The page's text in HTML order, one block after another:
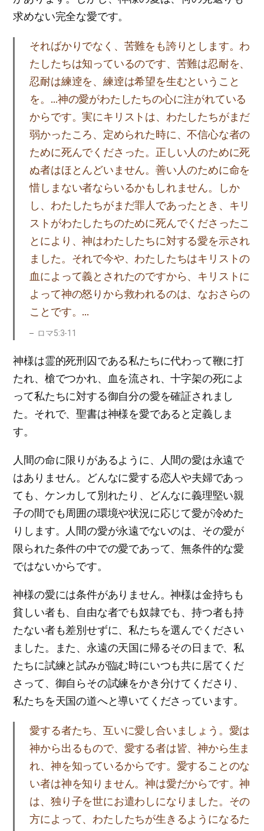
求めない完全な愛です。
そればかりでなく、苦難をも誇りとします。わ
たしたちは知っているのです、苦難は忍耐を、
忍耐は練逹を、練逹は希望を生むということ
を。…神の愛がわたしたちの心に注がれている
からです。実にキリストは、わたしたちがまだ
弱かったころ、定められた時に、不信心な者の
ために死んでくださった。正しい人のために死
ぬ者はほとんどいません。善い人のために命を
惜しまない者ならいるかもしれません。しか
し、わたしたちがまだ罪人であったとき、キリ
ストがわたしたちのために死んでくださったこ
とにより、神はわたしたちに対する愛を示され
ました。それで今や、わたしたちはキリストの
血によって義とされたのですから、キリストに
よって神の怒りから救われるのは、なおさらの
ことです。…
ロマ5:3-11
神様は霊的死刑囚である私たちに代わって鞭に打
たれ、槍でつかれ、血を流され、十字架の死によ
って私たちに対する御自分の愛を確証されまし
た。それで、聖書は神様を愛であると定義しま
す。
人間の命に限りがあるように、人間の愛は永遠で
はありません。どんなに愛する恋人や夫婦であっ
ても、ケンカして別れたり、どんなに義理堅い親
子の間でも周囲の環境や状況に応じて愛が冷めた
りします。人間の愛が永遠でないのは、その愛が
限られた条件の中での愛であって、無条件的な愛
ではないからです。
神様の愛には条件がありません。神様は金持ちも
貧しい者も、自由な者でも奴隷でも、持つ者も持
たない者も差別せずに、私たちを選んでください
ました。また、永遠の天国に帰るその日まで、私
たちに試練と試みが臨む時にいつも共に居てくだ
さって、御自らその試練をかき分けてくださり、
私たちを天国の道へと導いてくださっています。
愛する者たち、互いに愛し合いましょう。愛は
神から出るもので、愛する者は皆、神から生ま
れ、神を知っているからです。愛することのな
い者は神を知りません。神は愛だからです。神
は、独り子を世にお遣わしになりました。その
方によって、わたしたちが生きるようになるた